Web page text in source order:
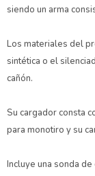
siendo un arma
Los materiales del
sintética o el
cañón.
Su cargador consta
para monotiro y su
Incluye una sonda